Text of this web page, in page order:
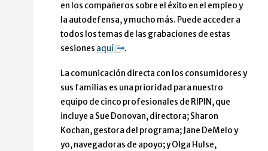
en los compañeros sobre el éxito en el empleo y
la autodefensa, y mucho más. Puede acceder a
todos los temas de las grabaciones de estas
sesiones aquí .
La comunicación directa con los consumidores y
sus familias es una prioridad para nuestro
equipo de cinco profesionales de RIPIN, que
incluye a Sue Donovan, directora; Sharon
Kochan, gestora del programa; Jane DeMelo y
yo, navegadoras de apoyo; y Olga Hulse,